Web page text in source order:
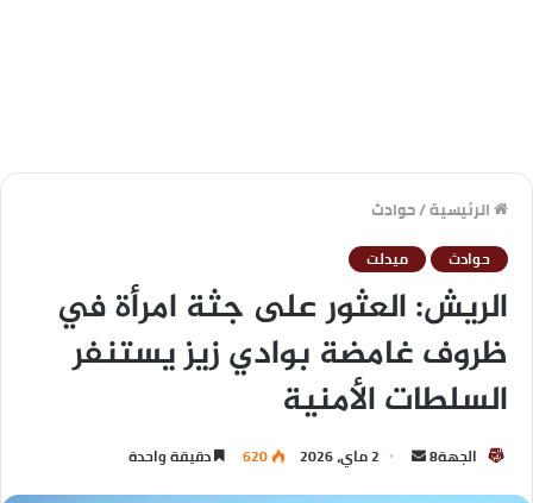
الرئيسية/حوادث
حوادث ميدلت
الريش: العثور على جثة امرأة في
ظروف غامضة بوادي زيز يستنفر
السلطات الأمنية
الجهة8 2 ماي، 2026 620 دقيقة واحدة